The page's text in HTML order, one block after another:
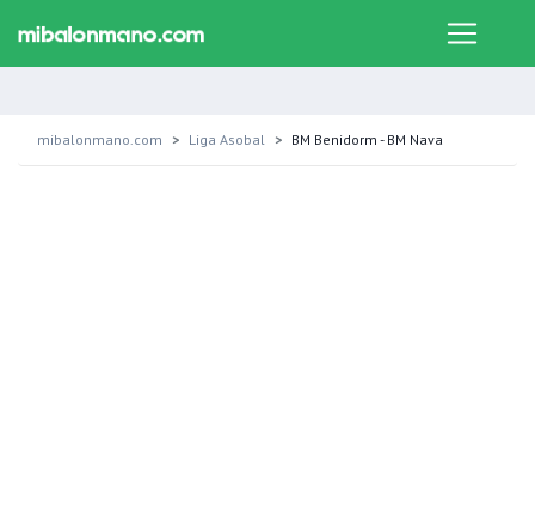
mibalonmano.com Liga Asobal BM Benidorm - BM Nava